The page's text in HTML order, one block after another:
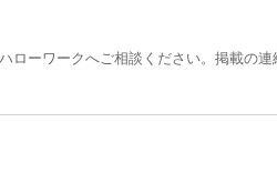
ーワークへご相談ください。掲載の